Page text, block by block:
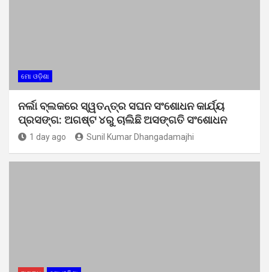
ମୋ ଓଡ଼ିଶା
ନର୍ଲା ବ୍ଲକରେ ସ୍ୱତନ୍ତ୍ର ସଘନ ସଂଶୋଧନ କାର୍ଯ୍ୟ
ପ୍ରସଙ୍ଗ: ଅଗଷ୍ଟ ୪ରୁ ଚାଲିଛି ଅସଙ୍ଗତି ସଂଶୋଧନ
1 day ago Sunil Kumar Dhangadamajhi